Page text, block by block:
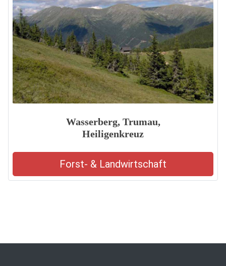
Wasserberg, Trumau,
Heiligenkreuz
Forst- & Landwirtschaft